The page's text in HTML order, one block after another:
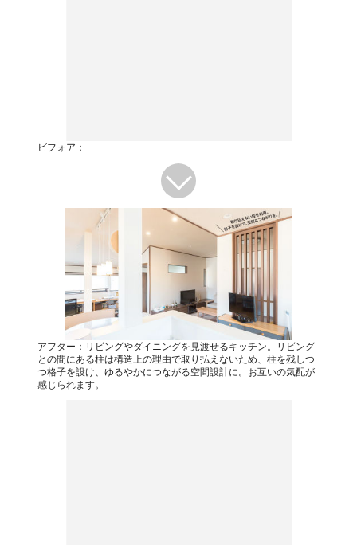
ビフォア：
アフター：リビングやダイニングを見渡せるキッチン。リビング
との間にある柱は構造上の理由で取り払えないため、柱を残しつ
つ格子を設け、ゆるやかにつながる空間設計に。お互いの気配が
感じられます。